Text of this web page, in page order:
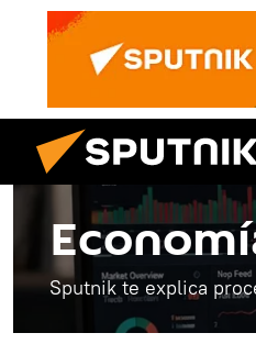
Sputnik te explica